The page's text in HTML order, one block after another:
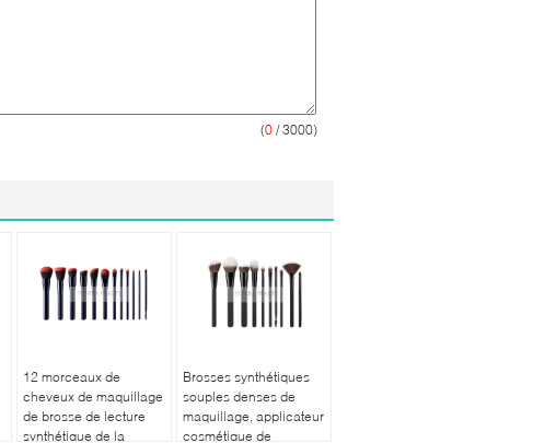
(0 / 3000)
12 morceaux de
cheveux de maquillage
de brosse de lecture
synthétique de la
Brosses synthétiques
souples denses de
maquillage, applicateur
cosmétique de